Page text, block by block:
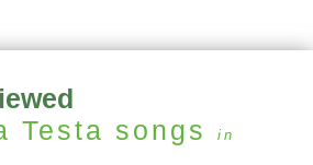
Testa songs
in